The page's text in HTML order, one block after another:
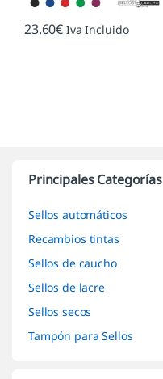
23.60€ Iva Incluido
Principales Categorías
Sellos automáticos
Recambios tintas
Sellos de caucho
Sellos de lacre
Sellos secos
Tampón para Sellos